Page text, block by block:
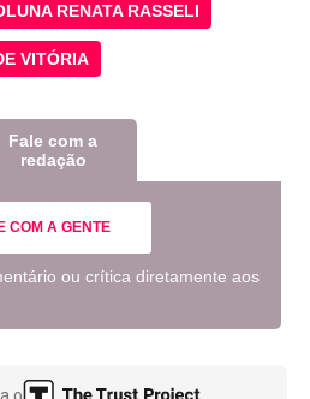
RENATA RASSELI
VITÓRIA
Fale com a
redação
COM A GENTE
ou crítica diretamente aos